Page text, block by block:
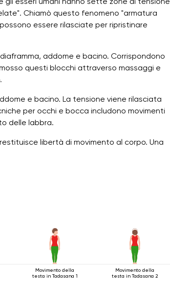
Chiamò questo fenomeno "armatura
essere rilasciate per ripristinare
addome e bacino. Corrispondono
questi blocchi attraverso massaggi e
e bacino. La tensione viene rilasciata
per occhi e bocca includono movimenti
delle labbra.
libertà di movimento al corpo. Una
Movimento della
testa in Tadasana 1
Movimento della
testa in Tadasana 2